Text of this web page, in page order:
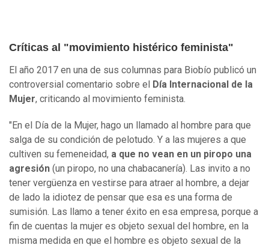
Críticas al "movimiento histérico feminista"
El año 2017 en una de sus columnas para Biobío publicó un
controversial comentario sobre el
Día Internacional de la
Mujer, criticando al movimiento feminista.
"En el Día de la Mujer, hago un llamado al hombre para que
salga de su condición de pelotudo. Y a las mujeres a que
cultiven su femeneidad, a que no vean en un piropo una
agresión (un piropo, no una chabacanería). Las invito a no
tener vergüenza en vestirse para atraer al hombre, a dejar
de lado la idiotez de pensar que esa es una forma de
sumisión. Las llamo a tener éxito en esa empresa, porque a
fin de cuentas la mujer es objeto sexual del hombre, en la
misma medida en que el hombre es objeto sexual de la